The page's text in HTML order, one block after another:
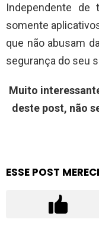
Independente de
somente
que não abusam
segurança do seu
Muito
deste post, não
ESSE POST